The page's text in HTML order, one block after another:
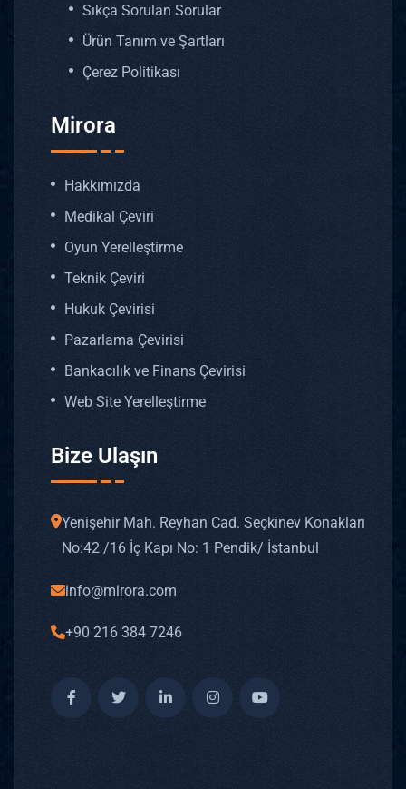
Sıkça Sorulan Sorular
Ürün Tanım ve Şartları
Çerez Politikası
Mirora
Hakkımızda
Medikal Çeviri
Oyun Yerelleştirme
Teknik Çeviri
Hukuk Çevirisi
Pazarlama Çevirisi
Bankacılık ve Finans Çevirisi
Web Site Yerelleştirme
Bize Ulaşın
Yenişehir Mah. Reyhan Cad. Seçkinev Konakları
No: 42 /16 İç Kapı No: 1 Pendik/ İstanbul
info@mirora.com
+90 216 384 7246